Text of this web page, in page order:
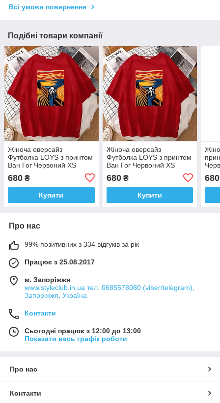
Всі умови повернення
Подібні товари компанії
Жіноча оверсайз
Футболка LOYS з принтом
Ван Гог Червоний XS
680 ₴
Купити
Жіноча оверсайз
Футболка LOYS з принтом
Ван Гог Червоний XS
680₴
Купити
680
Про нас
99% позитивних з 334 відгуків за рік
Працює з 25.08.2017
м. Запоріжжя
www.styleclub.in.ua тел. 0685578080 (viber/telegram),
Запоріжжя, Україна
Контакти
Сьогодні працює з 12:00 до 13:00
Показати весь графік роботи
Про нас
Контакти